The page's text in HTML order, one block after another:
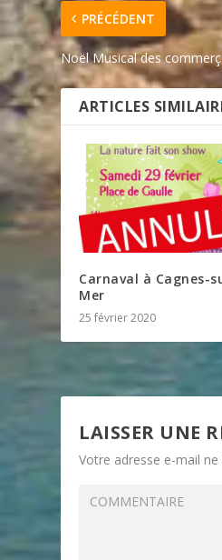
PRÉCÉDENT
Noël Musical des
ARTICLES
Carnaval à Cagnes-
Mer
25 février 2020
LAISSER UNE
Votre adresse e-mail ne